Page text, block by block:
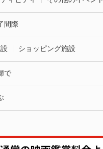
間際
ショッピング施設
で